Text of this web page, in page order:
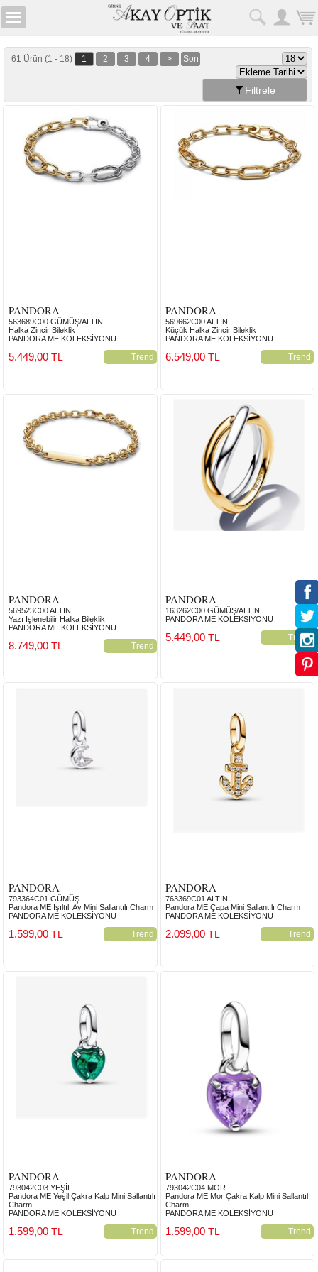
61 Ürün (1 - 18) 1 2 3 4 > Son
Filtrele
PANDORA
563689C00 GÜMÜŞ/ALTIN
Halka Zincir Bileklik
PANDORA ME KOLEKSİYONU
Trend
5.449,00 TL
PANDORA
569662C00 ALTIN
Küçük Halka Zincir Bileklik
PANDORA ME KOLEKSİYONU
Trend
6.549,00TL
PANDORA
569523C00 ALTIN
Yazı İşlenebilir Halka Bileklik
PANDORA ME KOLEKSİYONU
Trend
8.749,00 TL
PANDORA
163262C00 GÜMÜŞ/ALTIN
PANDORA ME KOLEKSİYONU
Trend
5.449,00TL
PANDORA
793364C01 GÜMÜŞ
Pandora ME Işıltılı Ay Mini Sallantılı Charm
PANDORA ME KOLEKSİYONU
Trend
1.599,00 TL
PANDORA
763369C01 ALTIN
Pandora ME Çapa Mini Sallantılı Charm
PANDORA ME KOLEKSİYONU
Trend
2.099,00TL
PANDORA
793042C03 YEŞİL
Pandora ME Yeşil Çakra Kalp Mini Sallantılı
Charm
PANDORA ME KOLEKSİYONU
Trend
1.599,00 TL
PANDORA
793042C04 MOR
Pandora ME Mor Çakra Kalp Mini Sallantılı
Charm
PANDORA ME KOLEKSİYONU
Trend
1.599,00TL